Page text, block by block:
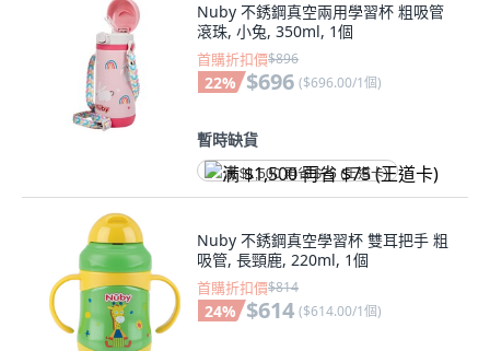
Nuby 不銹鋼真空兩用學習杯 粗吸管
滾珠, 小兔, 350ml, 1個
首購折扣價$896
22% $696 ($696.00/1個)
暫時缺貨
满 $1,500 再省 $75 (王道卡)
Nuby 不銹鋼真空學習杯 雙耳把手 粗
吸管, 長頸鹿, 220ml, 1個
首購折扣價$814
24% $614 ($614.00/1個)